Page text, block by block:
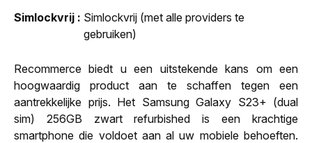
Simlockvrij
Simlockvrij (met alle providers te
gebruiken)
Recommerce biedt u een uitstekende kans om een
hoogwaardig product aan te schaffen tegen een
aantrekkelijke prijs. Het Samsung Galaxy S23+ (dual
sim) 256GB zwart refurbished is een krachtige
smartphone die voldoet aan al uw mobiele behoeften.